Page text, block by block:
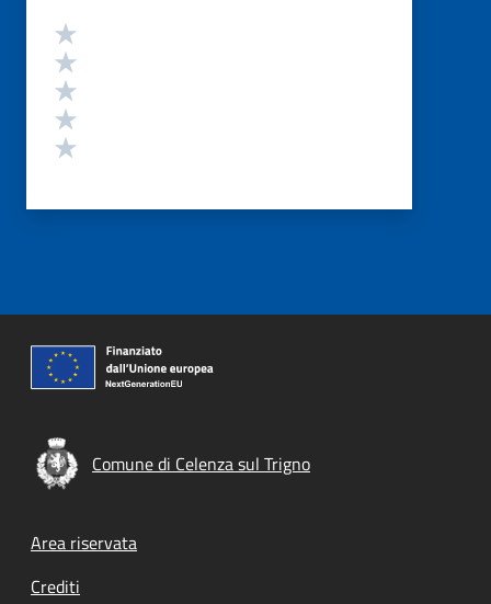
Valutazione
Comune di Celenza sul Trigno
Footer menu
Area riservata
Crediti